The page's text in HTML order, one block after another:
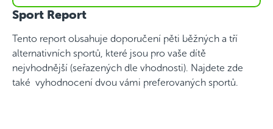
Sport Report
Tento report obsahuje doporučení pěti běžných a tří
alternativních sportů, které jsou pro vaše dítě
nejvhodnější (seřazených dle vhodnosti). Najdete zde
také vyhodnocení dvou vámi preferovaných sportů.